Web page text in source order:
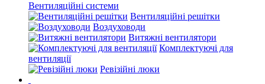
Вентиляційні системи
Вентиляційні решітки
Воздуховоди
Витяжні вентилятори
Комплектуючі для
вентиляції
Ревізійні люки